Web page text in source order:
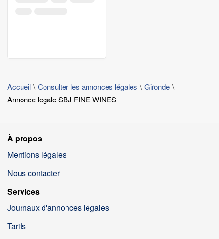
Accueil Consulter les annonces légales
Gironde
Annonce legale SBJ FINE WINES
À propos
Mentions légales
Nous contacter
Services
Journaux d'annonces légales
Tarifs